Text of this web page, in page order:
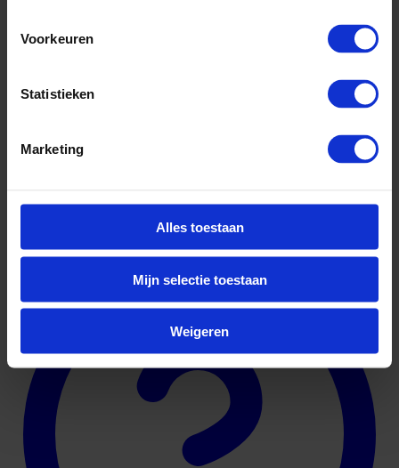
Voorkeuren
Statistieken
Marketing
Alles toestaan
Mijn selectie toestaan
Weigeren